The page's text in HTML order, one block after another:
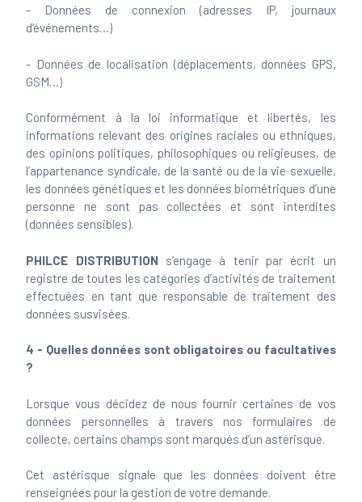
- Données de connexion (adresses IP, journaux
d’événements…)
- Données de localisation (déplacements, données GPS,
GSM…)
Conformément à la loi informatique et libertés, les
informations relevant des origines raciales ou ethniques,
des opinions politiques, philosophiques ou religieuses, de
l’appartenance syndicale, de la santé ou de la vie sexuelle,
les données génétiques et les données biométriques d’une
personne ne sont pas collectées et sont interdites
(données sensibles).
PHILCE DISTRIBUTION s’engage à tenir par écrit un
registre de toutes les catégories d’activités de traitement
effectuées en tant que responsable de traitement des
données susvisées.
4 - Quelles données sont obligatoires ou facultatives
?
Lorsque vous décidez de nous fournir certaines de vos
données personnelles à travers nos formulaires de
collecte, certains champs sont marqués d’un astérisque.
Cet astérisque signale que les données doivent être
renseignées pour la gestion de votre demande.